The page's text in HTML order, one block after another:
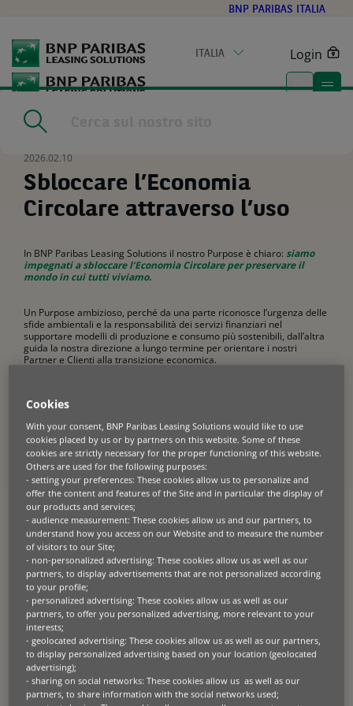
main
content
BNP PARIBAS ITALIA
ITALIA Login
Home
2026.02.10
Sbloccare l’Economia
Circolare attraverso l’uso
In BNP Paribas Leasing Solutions il nostro Purpose è chiaro: siamo
impegnati a sbloccare l’Economia Circolare per preservare il
mondo in cui tutti viviamo.
Un Purpose ambizioso, perché da una parte riconosce l’urgenza delle
sfide ambientali e la responsabilità dei servizi finanziari nel
supportare modelli di produzione e consumo più sostenibili, dall’altra
guida la nostra direzione a lungo termine per orientare i nostri
Partner e Clienti alla transizione economica.
però, desideriamo
scalabile e più impattante nel tempo.
Che cosa significa Economia
Circolare e perché è
importante
L’Economia Circolare offre un’alternativa al tradizionale modello
lineare delcomprare, produrre, utilizzare, smaltire.Essa mira invece
a:
ridurre la pressione sulle risorse naturali
estendere la vita utile dei prodotti e dei loro componenti
mantenere i materiali e gli asset in circolazione più a lungo,
attraverso il riutilizzo, il ricondizionamento, la rigenerazione e
il riciclo
Questa transizione dal modello lineare a quello circolare sta
diventando una priorità in Europae, la Commissione Europea,
Cookies
With your consent, BNP Paribas Leasing Solutions would like to use
cookies placed by us or by partners on this website. Some of these
cookies are strictly necessary for the proper functioning of this website.
Others are used for the following purposes:
- setting your preferences: These cookies allow us to personalize and
offer the content and features of the Site and in particular the display of
our products and services;
- audience measurement: These cookies allow us and our partners, to
understand how you access on our Website and to measure the number
of visitors to our Site;
- non-personalized advertising: These cookies allow us as well as our
partners, to display advertisements that are not personalized according
to your profile;
- personalized advertising: These cookies allow us as well as our
partners, to offer you personalized advertising, more relevant to your
interests;
- geolocated advertising: These cookies allow us as well as our partners,
to display personalized advertising based on your location (geolocated
advertising);
- sharing on social networks: These cookies allow us as well as our
partners, to share information with the social networks used;